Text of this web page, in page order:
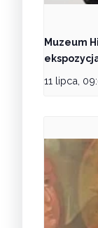
Muzeum
11 lipca,